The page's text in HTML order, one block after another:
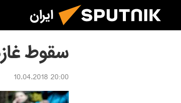
ایران
سقوط
20:00 10.04.2018